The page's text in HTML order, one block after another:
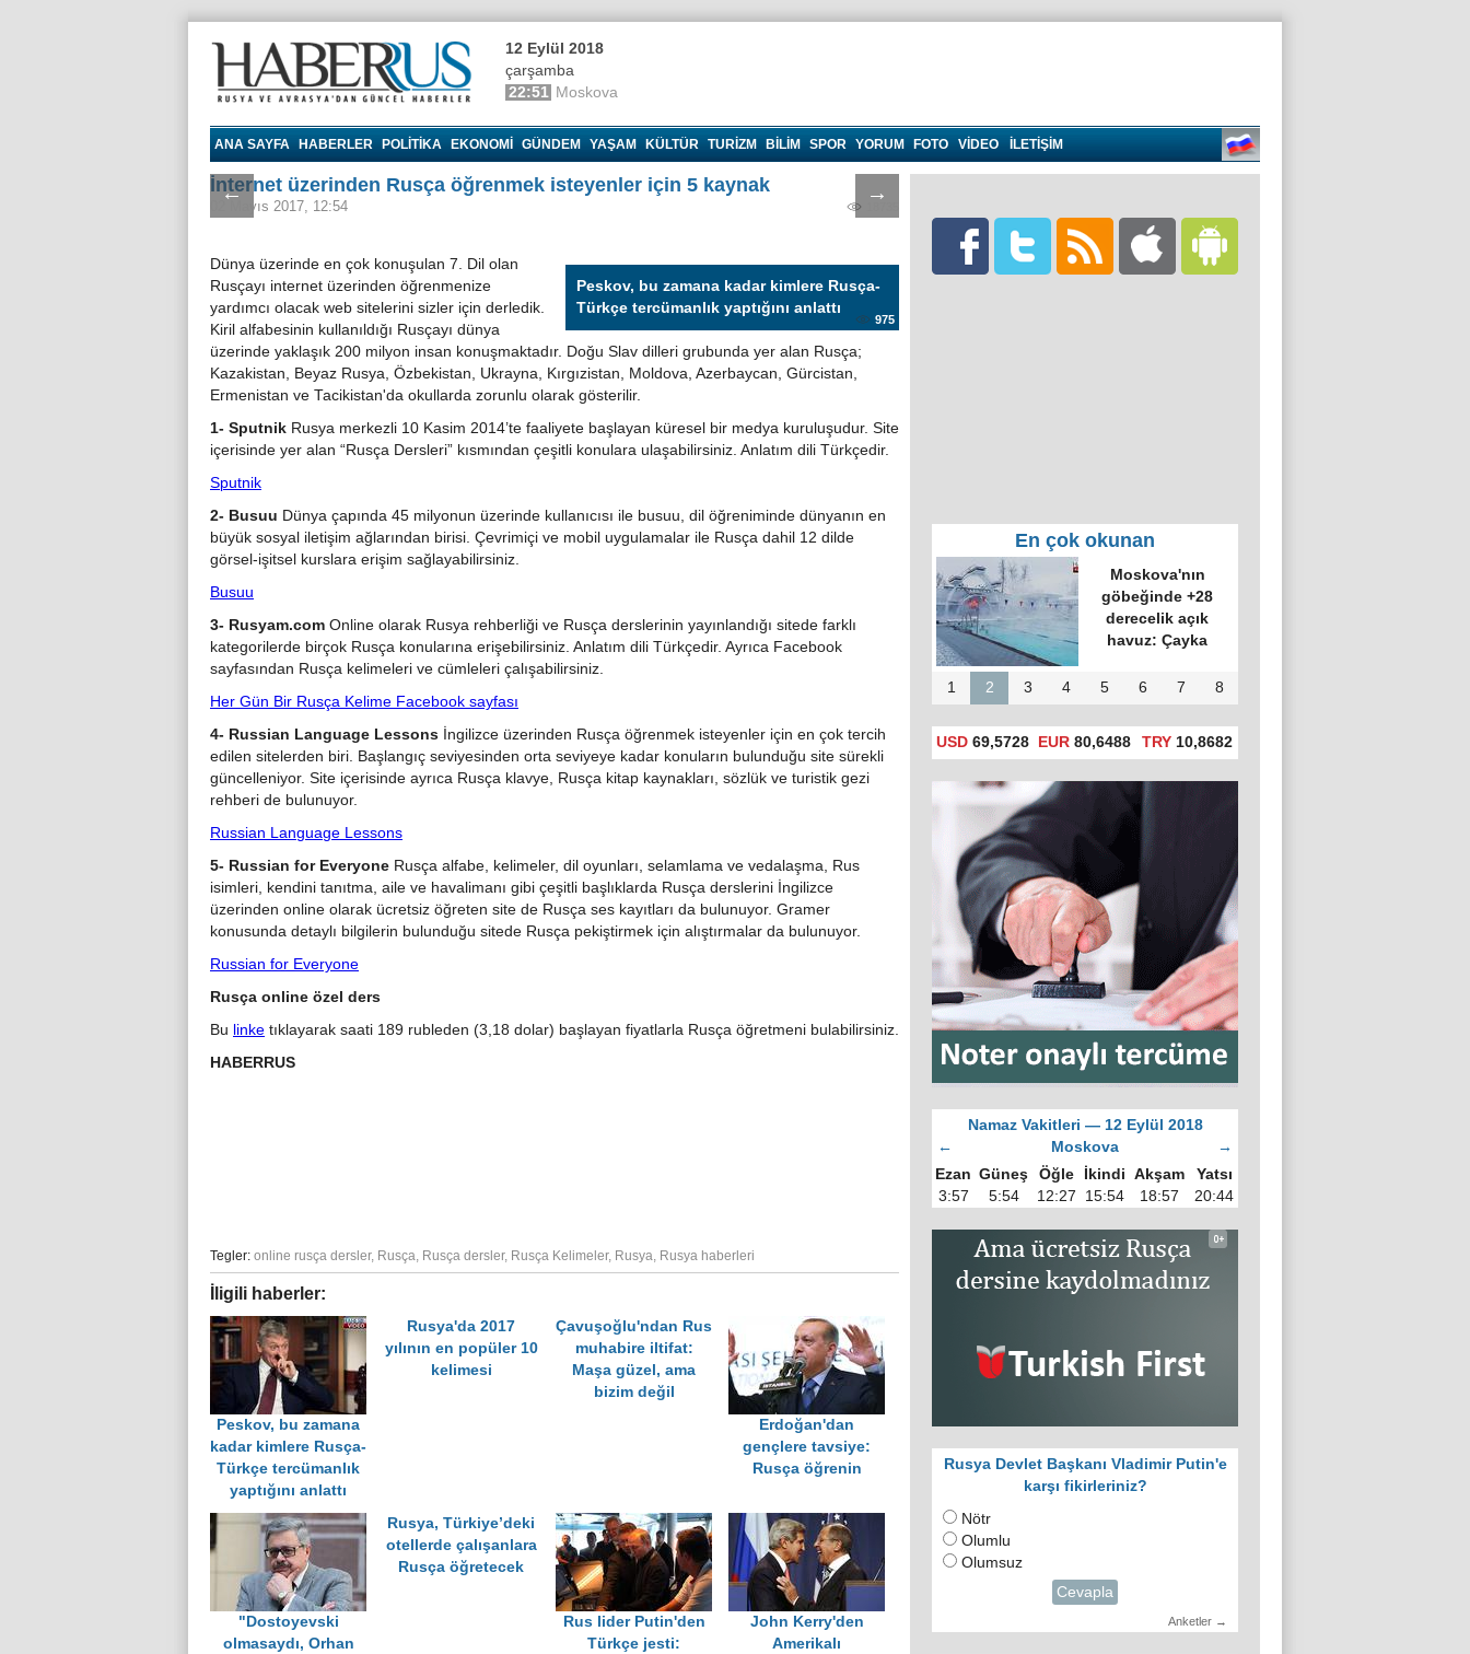
12 Eylül 2018
çarşamba
22:51 Moskova
ANA SAYFA HABERLER POLITIKA EKONOMI GÜNDEM YAŞAM KÜLTÜR TURIZM BILIM SPOR YORUM FOTO VIDEO İLETİŞİM
← →
İnternet üzerinden Rusça öğrenmek isteyenler için 5 kaynak
02 Mayıs 2017, 12:54
Peskov, bu zamana kadar kimlere Rusça-
Türkçe tercümanlık yaptığını anlattı
975
Dünya üzerinde en çok konuşulan 7. Dil olan
Rusçayı internet üzerinden öğrenmenize
yardımcı olacak web sitelerini sizler için derledik.
Kiril alfabesinin kullanıldığı Rusçayı dünya
üzerinde yaklaşık 200 milyon insan konuşmaktadır. Doğu Slav dilleri grubunda yer alan Rusça;
Kazakistan, Beyaz Rusya, Özbekistan, Ukrayna, Kırgızistan, Moldova, Azerbaycan, Gürcistan,
Ermenistan ve Tacikistan'da okullarda zorunlu olarak gösterilir.
1- Sputnik Rusya merkezli 10 Kasim 2014’te faaliyete başlayan küresel bir medya kuruluşudur. Site
içerisinde yer alan “Rusça Dersleri” kısmından çeşitli konulara ulaşabilirsiniz. Anlatım dili Türkçedir.
Sputnik
2- Busuu Dünya çapında 45 milyonun üzerinde kullanıcısı ile busuu, dil öğreniminde dünyanın en
büyük sosyal iletişim ağlarından birisi. Çevrimiçi ve mobil uygulamalar ile Rusça dahil 12 dilde
görsel-işitsel kurslara erişim sağlayabilirsiniz.
Busuu
3- Rusyam.com Online olarak Rusya rehberliği ve Rusça derslerinin yayınlandığı sitede farklı
kategorilerde birçok Rusça konularına erişebilirsiniz. Anlatım dili Türkçedir. Ayrıca Facebook
sayfasından Rusça kelimeleri ve cümleleri çalışabilirsiniz.
Her Gün Bir Rusça Kelime Facebook sayfası
4- Russian Language Lessons İngilizce üzerinden Rusça öğrenmek isteyenler için en çok tercih
edilen sitelerden biri. Başlangıç seviyesinden orta seviyeye kadar konuların bulunduğu site sürekli
güncelleniyor. Site içerisinde ayrıca Rusça klavye, Rusça kitap kaynakları, sözlük ve turistik gezi
rehberi de bulunuyor.
Russian Language Lessons
5- Russian for Everyone Rusça alfabe, kelimeler, dil oyunları, selamlama ve vedalaşma, Rus
isimleri, kendini tanıtma, aile ve havalimanı gibi çeşitli başlıklarda Rusça derslerini İngilizce
üzerinden online olarak ücretsiz öğreten site de Rusça ses kayıtları da bulunuyor. Gramer
konusunda detaylı bilgilerin bulunduğu sitede Rusça pekiştirmek için alıştırmalar da bulunuyor.
Russian for Everyone
Rusça online özel ders
Bu linke tıklayarak saati 189 rubleden (3,18 dolar) başlayan fiyatlarla Rusça öğretmeni bulabilirsiniz.
HABERRUS
Tegler: online rusça dersler, Rusça, Rusça dersler, Rusça Kelimeler, Rusya, Rusya haberleri
İligili haberler:
Peskov, bu zamana
kadar kimlere Rusça-
Türkçe tercümanlık
yaptığını anlattı
Rusya'da 2017
yılının en popüler 10
kelimesi
Çavuşoğlu'ndan Rus
muhabire iltifat:
Maşa güzel, ama
bizim değil
Erdoğan'dan
gençlere tavsiye:
Rusça öğrenin
"Dostoyevski
olmasaydı, Orhan
Rusya, Türkiye’deki
otellerde çalışanlara
Rusça öğretecek
Rus lider Putin'den
Türkçe jesti:
John Kerry'den
Amerikalı
En çok okunan
Moskova'nın
göbeğinde +28
derecelik açık
havuz: Çayka
1 2 3 4 5 6 7 8
USD 69,5728 EUR 80,6488 TRY10,8682
Namaz Vakitleri — 12 Eylül 2018
←
Moskova
→
Ezan Güneş Öğle İkindi Akşam
Yatsı
3:57
5:54 12:27 15:54 18:57 20:44
Rusya Devlet Başkanı Vladimir Putin'e
karşı fikirleriniz?
Nötr
Olumlu
Olumsuz
Cevapla
Anketler →